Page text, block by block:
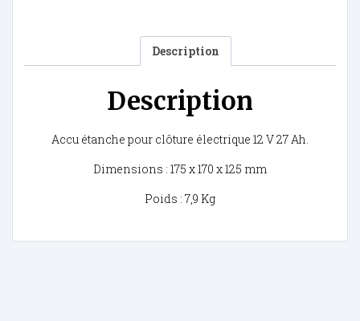
Description
Description
Accu étanche pour clôture électrique 12 V 27 Ah.
Dimensions : 175 x 170 x 125 mm
Poids : 7,9 Kg